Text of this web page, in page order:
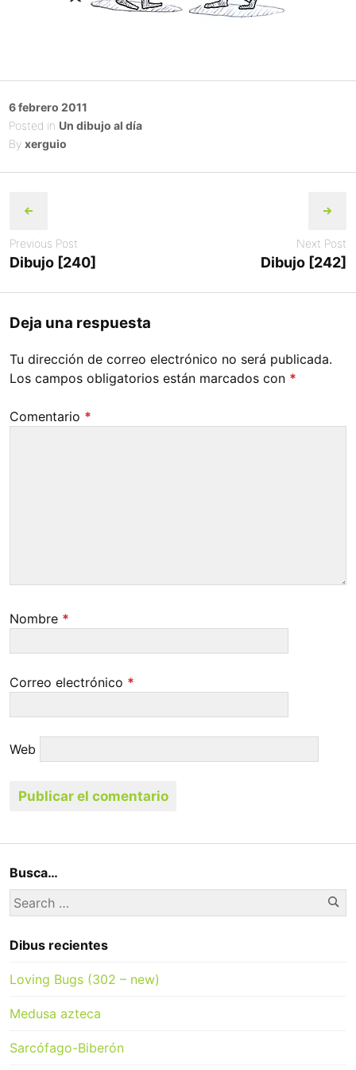
Posted
on
6 febrero 2011
Posted in Un dibujo al día
By xerguio
navigation
Previous Post
Dibujo [240]
Next Post
Dibujo [242]
Deja una respuesta
Tu dirección de correo electrónico no será publicada.
Los campos obligatorios están marcados con *
Comentario *
Nombre *
Correo electrónico *
Web
Busca…
Search
for:
Dibus recientes
Loving Bugs (302 – new)
Medusa azteca
Sarcófago-Biberón